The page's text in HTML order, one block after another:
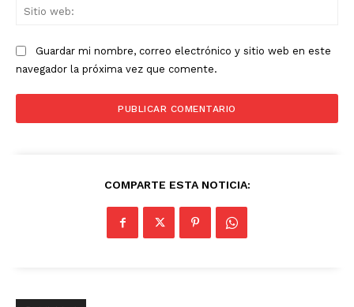
Guardar mi nombre, correo electrónico y sitio web en este
navegador la próxima vez que comente.
COMPARTE ESTA NOTICIA: